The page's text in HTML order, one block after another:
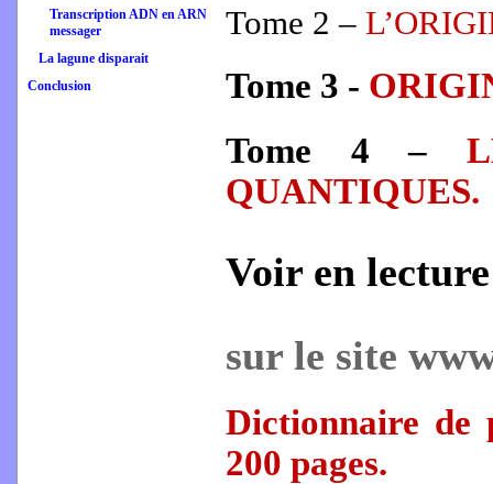
Transcription ADN en ARN
messager
La lagune disparait
Conclusion
Tome 2 –
Tome 3 -
Tome 4 –
QUANTIQUES.
Voir en
sur le site
Dictionnaire de
200 pages.